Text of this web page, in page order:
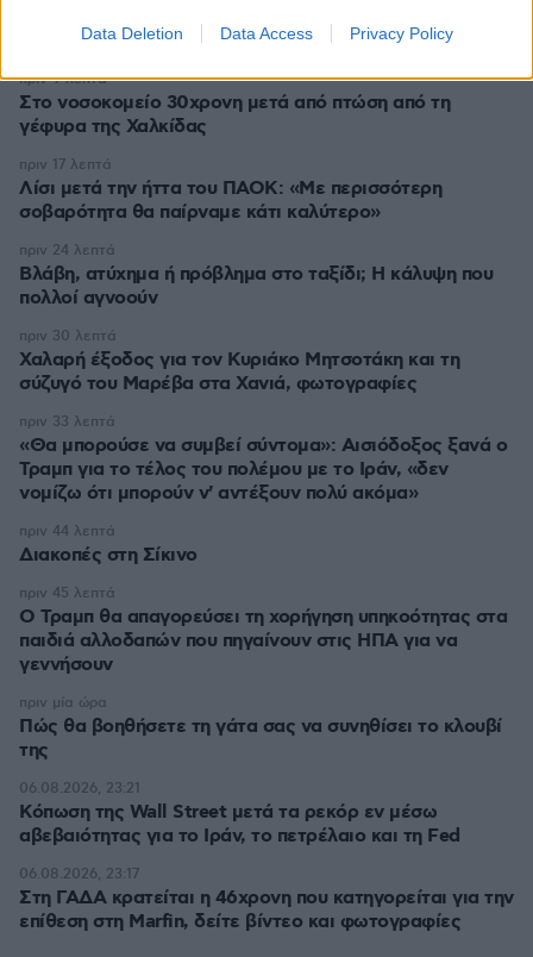
Data Deletion Data Access Privacy Policy
Ειδήσεις Δημοφιλή Σχολιασμένα
Στο νοσοκομείο 30χρονη μετά από πτώση από τη
γέφυρα της Χαλκίδας
πριν 9 λεπτά
Λίσι μετά την ήττα του ΠΑΟΚ: «Με περισσότερη
σοβαρότητα θα παίρναμε κάτι καλύτερο»
πριν 17 λεπτά
Βλάβη, ατύχημα ή πρόβλημα στο ταξίδι; Η κάλυψη που
πολλοί αγνοούν
πριν 24 λεπτά
Χαλαρή έξοδος για τον Κυριάκο Μητσοτάκη και τη
σύζυγό του Μαρέβα στα Χανιά, φωτογραφίες
πριν 30 λεπτά
«Θα μπορούσε να συμβεί σύντομα»: Αισιόδοξος ξανά ο
Τραμπ για το τέλος του πολέμου με το Ιράν, «δεν
νομίζω ότι μπορούν ν' αντέξουν πολύ ακόμα»
πριν 33 λεπτά
Διακοπές στη Σίκινο
πριν 44 λεπτά
Ο Τραμπ θα απαγορεύσει τη χορήγηση υπηκοότητας στα
παιδιά αλλοδαπών που πηγαίνουν στις ΗΠΑ για να
γεννήσουν
πριν 45 λεπτά
Πώς θα βοηθήσετε τη γάτα σας να συνηθίσει το κλουβί
της
πριν μία ώρα
Κόπωση της Wall Street μετά τα ρεκόρ εν μέσω
αβεβαιότητας για το Ιράν, το πετρέλαιο και τη Fed
06.08.2026, 23:21
Στη ΓΑΔΑ κρατείται η 46χρονη που κατηγορείται για την
επίθεση στη Marfin, δείτε βίντεο και φωτογραφίες
06.08.2026, 23:17